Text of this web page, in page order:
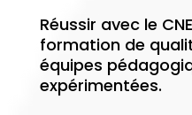
Réussir avec le
formation de
équipes
expérimentées.